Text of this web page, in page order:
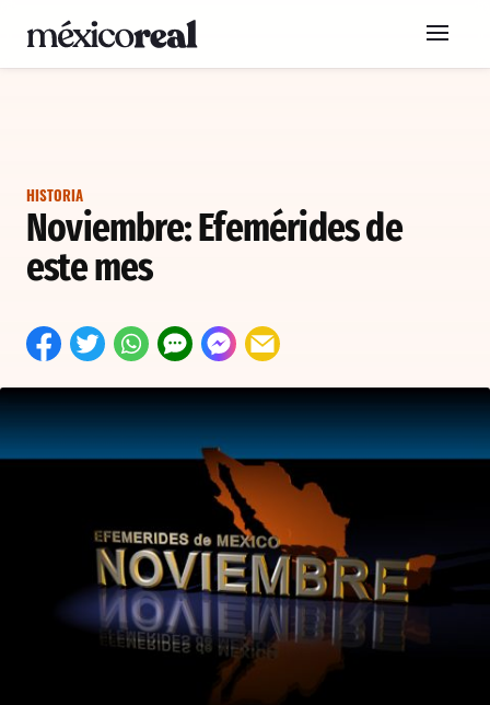
HISTORIA
Noviembre: Efemérides de
este mes